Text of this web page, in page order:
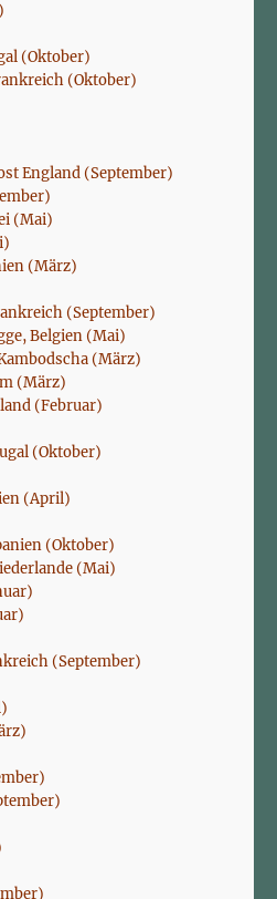
(Oktober)
(Oktober)
England (September)
(Mai)
(März)
(September)
Belgien (Mai)
(März)
(März)
(Februar)
(Oktober)
(April)
(Oktober)
(Mai)
(September)